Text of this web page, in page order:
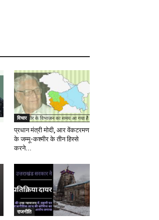
विचार
प्रधान मंत्री मोदी, आर वेंकटरमण
के जम्मू-कश्मीर के तीन हिस्से
करने...
राजनीति